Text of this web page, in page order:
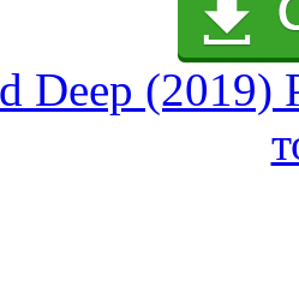
Deep (2019)